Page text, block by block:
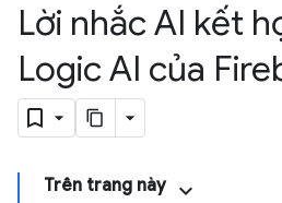
Lời nhắc AI kết
Logic AI của
Trên trang này